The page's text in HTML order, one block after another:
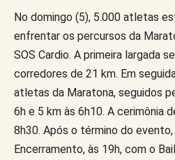
No domingo (5), 5.000 atletas
enfrentar os percursos da
SOS Cardio. A primeira largada
corredores de 21 km. Em
atletas da Maratona, seguidos
6h e 5 km às 6h10. A cerimônia
8h30. Após o término do
Encerramento, às 19h, com o